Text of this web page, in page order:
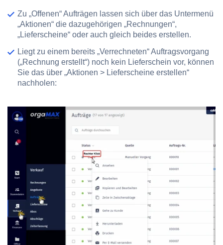
Zu „Offenen“ Aufträgen lassen sich über das Untermenü
„Aktionen“ die dazugehörigen „Rechnungen“,
„Lieferscheine“ oder auch gleich beides erstellen.
Liegt zu einem bereits „Verrechneten“ Auftragsvorgang
(„Rechnung erstellt“) noch kein Lieferschein vor, können
Sie das über „Aktionen > Lieferscheine erstellen“
nachholen: